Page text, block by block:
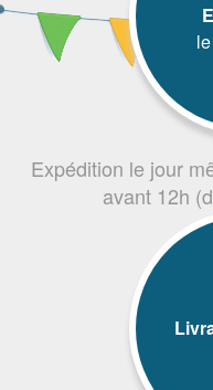
Expédition le jour
avant 12h